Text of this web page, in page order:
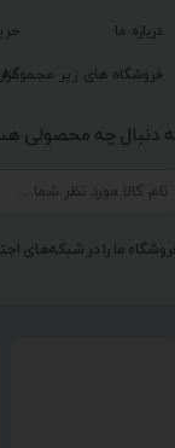
درباره ما
فروشگاه های زیر مجموعه
دنبال چه محصولی
ما را در شبکه‌های